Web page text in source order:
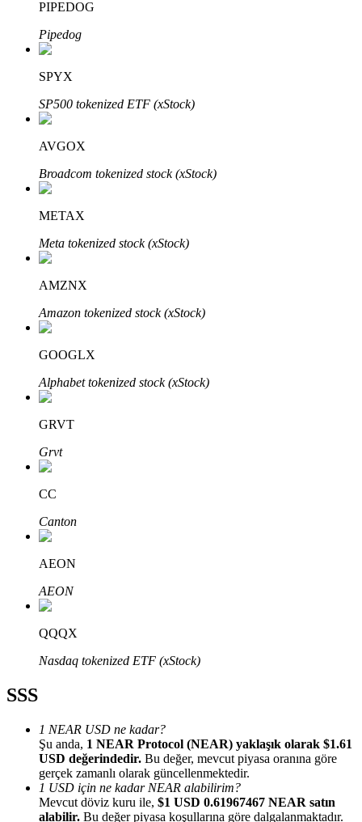
Otomatik Yatırım
Uzun vadeli kâr ve esnek çıkarlar elde edin
Stake Etmeyi Öğrenin
Pasif gelir kazanma hakkında bilgi edinin
Bitrue
AI
Bitrue Ortakları
Yönlendirme
PIPEDOG
Pipedog
SPYX
SP500 tokenized ETF (xStock)
AVGOX
Broadcom tokenized stock (xStock)
METAX
Meta tokenized stock (xStock)
AMZNX
Amazon tokenized stock (xStock)
GOOGLX
Alphabet tokenized stock (xStock)
GRVT
Grvt
CC
Canton
AEON
AEON
QQQX
Nasdaq tokenized ETF (xStock)
SSS
1 NEAR USD ne kadar?
Şu anda, 1 NEAR Protocol (NEAR) yaklaşık olarak $1.61
USD değerindedir. Bu değer, mevcut piyasa oranına göre
gerçek zamanlı olarak güncellenmektedir.
1 USD için ne kadar NEAR alabilirim?
Mevcut döviz kuru ile, $1 USD 0.61967467 NEAR satın
alabilir. Bu değer piyasa koşullarına göre dalgalanmaktadır.